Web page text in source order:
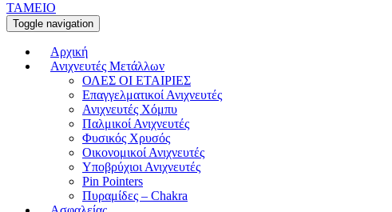
ΤΑΜΕΙΟ
Toggle navigation
Αρχική
Ανιχνευτές Μετάλλων
ΟΛΕΣ ΟΙ ΕΤΑΙΡΙΕΣ
Επαγγελματικοί Ανιχνευτές
Ανιχνευτές Χόμπυ
Παλμικοί Ανιχνευτές
Φυσικός Χρυσός
Οικονομικοί Ανιχνευτές
Υποβρύχιοι Ανιχνευτές
Pin Pointers
Πυραμίδες – Chakra